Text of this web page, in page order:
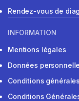
Rendez-vous de
INFORMATION
Mentions légales
Données
Conditions
Conditions